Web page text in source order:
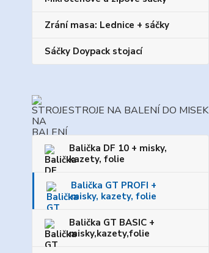
Zrání masa: Lednice + sáčky
Sáčky Doypack stojací
STROJE NA BALENÍ DO MISEK
Balička DF 10 + misky,
kazety, folie
Balička GT PROFI +
misky, kazety, folie
Balička GT BASIC +
misky,kazety,folie